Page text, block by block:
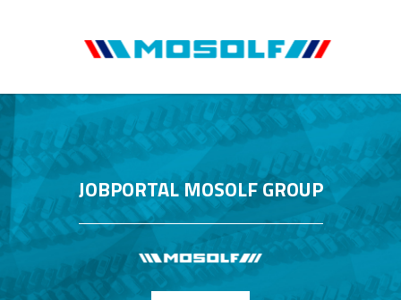
JOBPORTAL MOSOLF GROUP